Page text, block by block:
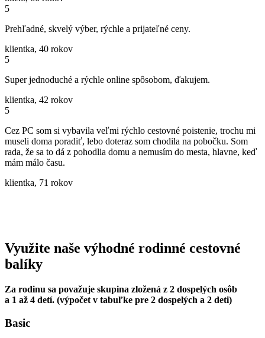
5
Prehľadné, skvelý výber, rýchle a prijateľné ceny.
klientka, 40 rokov
5
Super jednoduché a rýchle online spôsobom, ďakujem.
klientka, 42 rokov
5
Cez PC som si vybavila veľmi rýchlo cestovné poistenie, trochu mi
museli doma poradiť, lebo doteraz som chodila na pobočku. Som
rada, že sa to dá z pohodlia domu a nemusím do mesta, hlavne, keď
mám málo času.
klientka, 71 rokov
Využite naše výhodné rodinné cestovné
balíky
Za rodinu sa považuje skupina zložená z 2 dospelých osôb
a 1 až 4 detí. (výpočet v tabuľke pre 2 dospelých a 2 deti)
Basic